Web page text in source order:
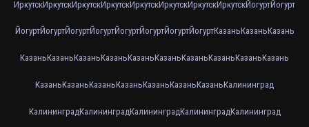
ИркутскИркутскИркутскИркутскИркутскИркутскИркутскИркутскЙогуртЙогурт
ЙогуртЙогуртЙогуртЙогуртЙогуртЙогуртЙогуртЙогуртКазаньКазаньКазань
КазаньКазаньКазаньКазаньКазаньКазаньКазаньКазаньКазаньКазань
КазаньКазаньКазаньКазаньКазаньКазаньКазаньКалининград
КалининградКалининградКалининградКалининградКалининград